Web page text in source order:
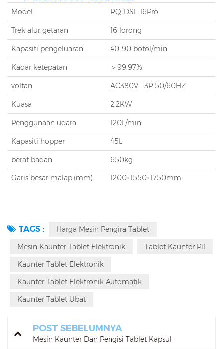
Model RQ-DSL-16Pro
Trek alur getaran 16 lorong
Kapasiti pengeluaran 40-90 botol/min
Kadar ketepatan ＞99.97%
voltan AC380V 3P 50/60HZ
Kuasa 2.2KW
Penggunaan udara 120L/min
Kapasiti hopper 45L
berat badan 650kg
Garis besar malap.(mm) 1200×1550×1750mm
TAGS :
Harga Mesin Pengira Tablet
Mesin Kaunter Tablet Elektronik
Tablet Kaunter Pil
Kaunter Tablet Elektronik
Kaunter Tablet Elektronik Automatik
Kaunter Tablet Ubat
POST SEBELUMNYA
Mesin Kaunter Dan Pengisi Tablet Kapsul